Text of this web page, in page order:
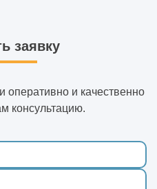
заявку
и качественно
консультацию.